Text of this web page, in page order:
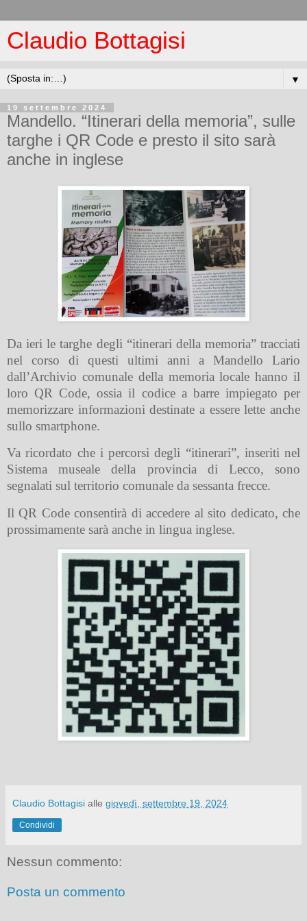
Claudio Bottagisi
▼
19 settembre 2024
Mandello. “Itinerari della memoria”, sulle
targhe i QR Code e presto il sito sarà
anche in inglese
Da ieri le targhe degli “itinerari della memoria” tracciati
nel corso di questi ultimi anni a Mandello Lario
dall’Archivio comunale della memoria locale hanno il
loro QR Code, ossia il codice a barre impiegato per
memorizzare informazioni destinate a essere lette anche
sullo smartphone.
Va ricordato che i percorsi degli “itinerari”, inseriti nel
Sistema museale della provincia di Lecco, sono
segnalati sul territorio comunale da sessanta frecce.
Il QR Code consentirà di accedere al sito dedicato, che
prossimamente sarà anche in lingua inglese.
Claudio Bottagisi alle giovedì, settembre 19, 2024
Condividi
Nessun commento:
Posta un commento